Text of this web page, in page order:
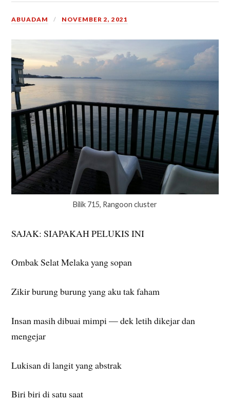
ABUADAM NOVEMBER 2, 2021
Bilik 715, Rangoon cluster
SAJAK: SIAPAKAH PELUKIS INI
Ombak Selat Melaka yang sopan
Zikir burung burung yang aku tak faham
Insan masih dibuai mimpi — dek letih dikejar dan
mengejar
Lukisan di langit yang abstrak
Biri biri di satu saat